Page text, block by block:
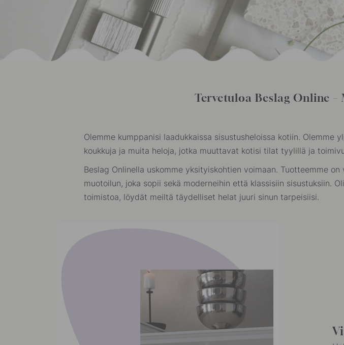
Tervetuloa Beslag Online
Olemme kumppanisi laadukkaissa sisustusheloissa kotiin.
koukkuja ja muita heloja, jotka muuttavat kotisi tilat tyylillä ja
Beslag Onlinella uskomme yksityiskohtien voimaan. Tuotteemme
muotoilun, joka sopii sekä moderneihin että klassisiin sisustuksiin.
toimistoa, löydät meiltä täydelliset helat juuri sinun tarpeisiisi.